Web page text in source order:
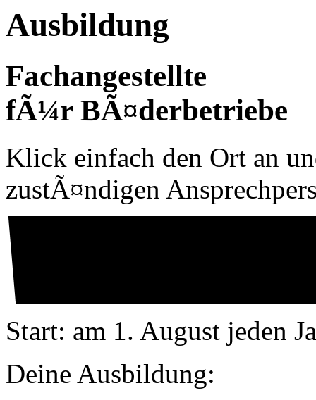
Ausbildung
Fachangestellte
fÃ¼r BÃ¤derbetriebe
Klick einfach den Ort an
zustÃ¤ndigen
Start: am 1. August jeden
Deine Ausbildung: